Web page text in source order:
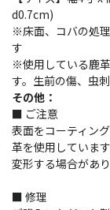
d0.7cm)
※床面、コバの処
す
※使用している鹿
す。生前の傷、虫
その他：
■ ご注意
表面をコーティン
革を使用していま
変形する場合があり
■ 修理